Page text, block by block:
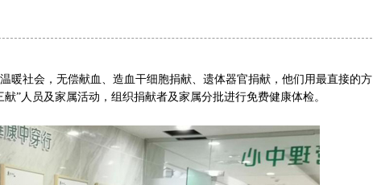
社会，无偿献血、造血干细胞捐献、遗体器官捐献，他们用最直接的方
”人员及家属活动，组织捐献者及家属分批进行免费健康体检。